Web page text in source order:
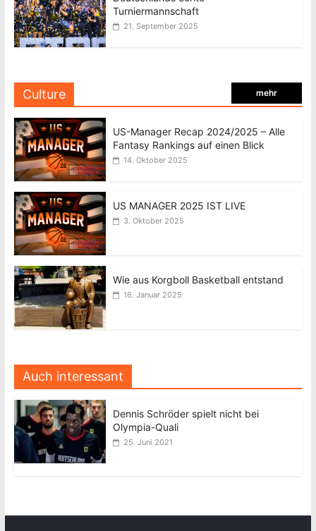
Turniermannschaft
21. September 2025
Culture mehr
US-Manager Recap 2024/2025 – Alle
Fantasy Rankings auf einen Blick
14. Oktober 2025
US MANAGER 2025 IST LIVE
3. Oktober 2025
Wie aus Korgboll Basketball entstand
16. Januar 2025
Auch interessant
Dennis Schröder spielt nicht bei
Olympia-Quali
25. Juni 2021